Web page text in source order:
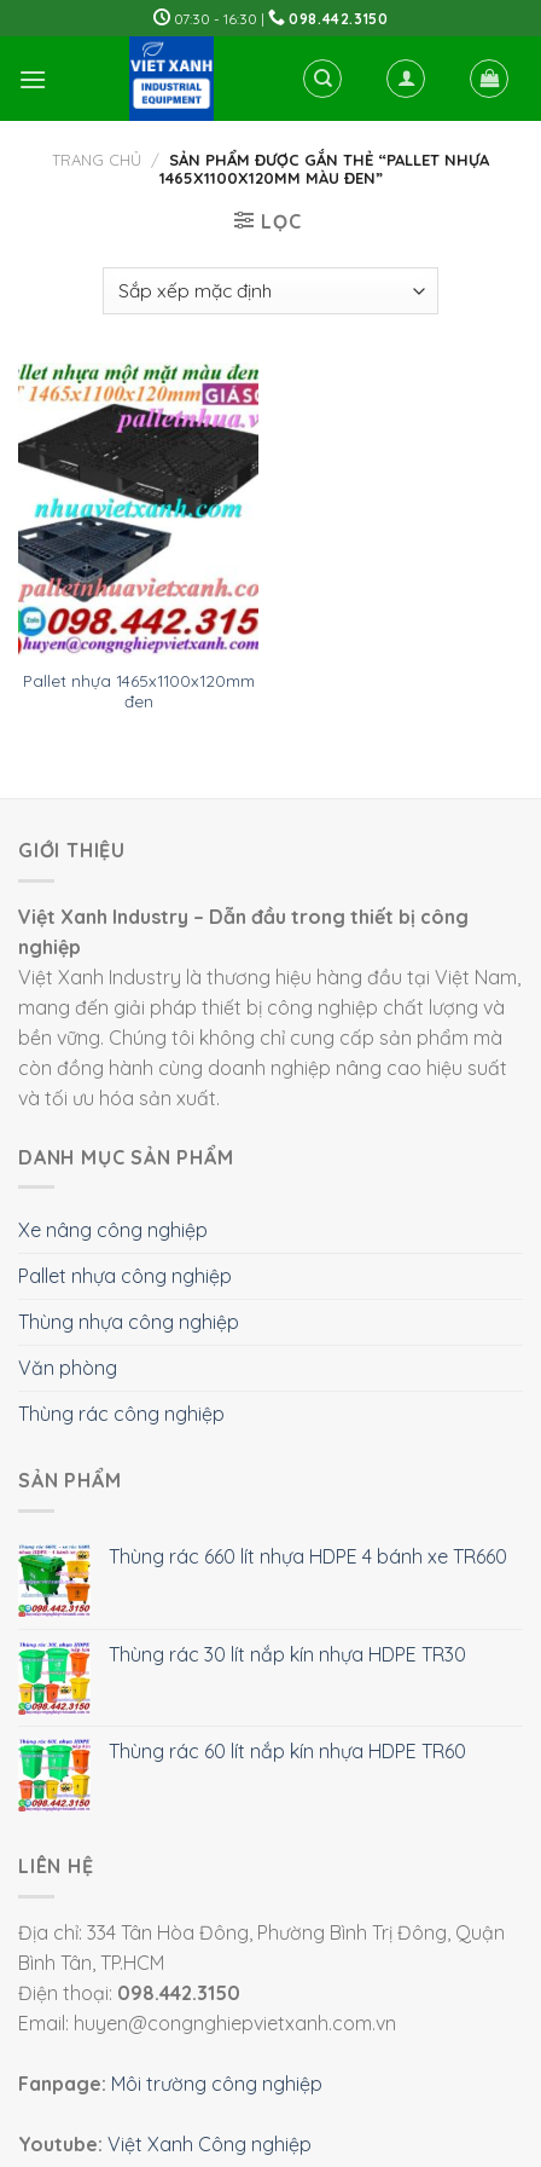
to
content
07:30 - 16:30 | 098.442.3150
TRANG CHỦ / SẢN PHẨM ĐƯỢC GẮN THẺ “PALLET NHỰA
1465X1100X120MM MÀU ĐEN”
LỌC
Pallet nhựa 1465x1100x120mm
đen
GIỚI THIỆU
Việt Xanh Industry – Dẫn đầu trong thiết bị công
nghiệp
Việt Xanh Industry là thương hiệu hàng đầu tại Việt Nam,
mang đến giải pháp thiết bị công nghiệp chất lượng và
bền vững. Chúng tôi không chỉ cung cấp sản phẩm mà
còn đồng hành cùng doanh nghiệp nâng cao hiệu suất
và tối ưu hóa sản xuất.
DANH MỤC SẢN PHẨM
Xe nâng công nghiệp
Pallet nhựa công nghiệp
Thùng nhựa công nghiệp
Văn phòng
Thùng rác công nghiệp
SẢN PHẨM
Thùng rác 660 lít nhựa HDPE 4 bánh xe TR660
Thùng rác 30 lít nắp kín nhựa HDPE TR30
Thùng rác 60 lít nắp kín nhựa HDPE TR60
LIÊN HỆ
Địa chỉ: 334 Tân Hòa Đông, Phường Bình Trị Đông, Quận
Bình Tân, TP.HCM
Điện thoại: 098.442.3150
Email: huyen@congnghiepvietxanh.com.vn
Fanpage: Môi trường công nghiệp
Youtube: Việt Xanh Công nghiệp